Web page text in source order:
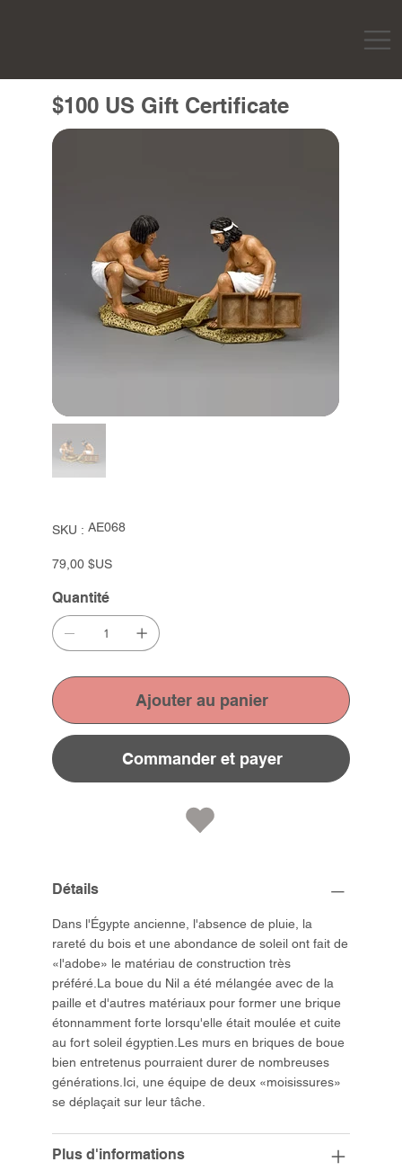
$100 US Gift Certificate
SKU :
SKU
AE068
AE068
Prix
79,00 $US
Quantité
Ajouter au panier
Commander et payer
Détails
Dans l'Égypte ancienne, l'absence de pluie, la
rareté du bois et une abondance de soleil ont fait de
«l'adobe» le matériau de construction très
préféré.La boue du Nil a été mélangée avec de la
paille et d'autres matériaux pour former une brique
étonnamment forte lorsqu'elle était moulée et cuite
au fort soleil égyptien.Les murs en briques de boue
bien entretenus pourraient durer de nombreuses
générations.Ici, une équipe de deux «moisissures»
se déplaçait sur leur tâche.
Plus d'informations